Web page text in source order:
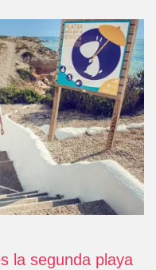
la segunda playa